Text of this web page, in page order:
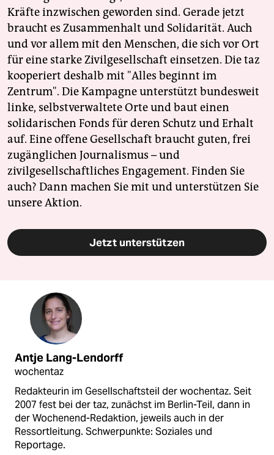
Kräfte inzwischen geworden sind. Gerade jetzt
braucht es Zusammenhalt und Solidarität. Auch
und vor allem mit den Menschen, die sich vor Ort
für eine starke Zivilgesellschaft einsetzen. Die taz
kooperiert deshalb mit "Alles beginnt im
Zentrum". Die Kampagne unterstützt bundesweit
linke, selbstverwaltete Orte und baut einen
solidarischen Fonds für deren Schutz und Erhalt
auf. Eine offene Gesellschaft braucht guten, frei
zugänglichen Journalismus – und
zivilgesellschaftliches Engagement. Finden Sie
auch? Dann machen Sie mit und unterstützen Sie
unsere Aktion.
Jetzt unterstützen
Antje Lang-Lendorff
wochentaz
Redakteurin im Gesellschaftsteil der wochentaz. Seit
2007 fest bei der taz, zunächst im Berlin-Teil, dann in
der Wochenend-Redaktion, jeweils auch in der
Ressortleitung. Schwerpunkte: Soziales und
Reportage.